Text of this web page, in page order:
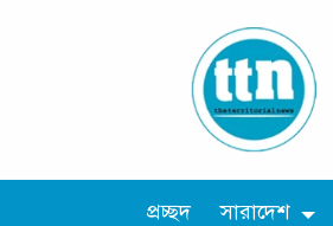
প্রচ্ছদ সারাদেশ